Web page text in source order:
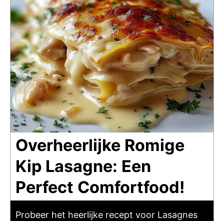
Overheerlijke Romige
Kip Lasagne: Een
Perfect Comfortfood!
Probeer het heerlijke recept voor Lasagnes